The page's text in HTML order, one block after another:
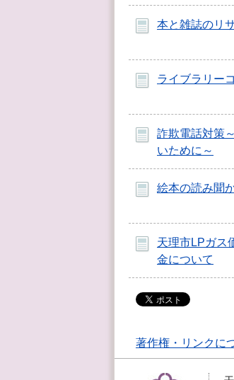
本と雑誌のリ
ライブラリー
詐欺電話対策
いために～
絵本の読み聞
天理市LPガス
金について
著作権・リンクに